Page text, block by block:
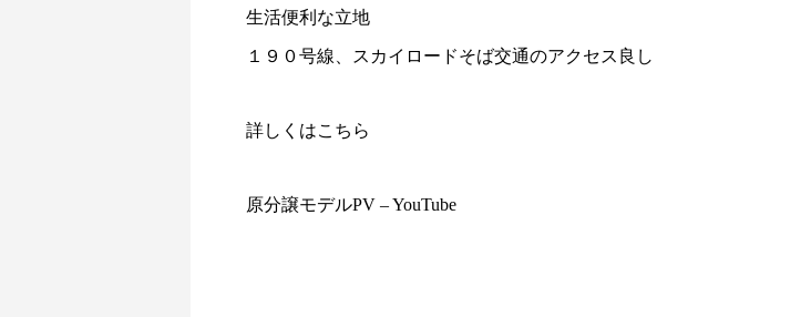
生活便利な立地
１９０号線、スカイロードそば交通のアクセス良し
詳しくはこちら
原分譲モデルPV – YouTube